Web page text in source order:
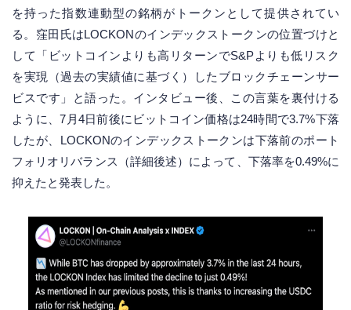
を持った指数連動型の銘柄がトークンとして提供されてい
る。窪田氏はLOCKONのインデックストークンの位置づけと
して「ビットコインよりも高リターンでS&Pよりも低リスク
を実現（過去の実績値に基づく）したブロックチェーンサー
ビスです」と語った。インタビュー後、この言葉を裏付ける
ように、7月4日前後にビットコイン価格は24時間で3.7%下落
したが、LOCKONのインデックストークンは下落前のポート
フォリオリバランス（詳細後述）によって、下落率を0.49%に
抑えたと発表した。